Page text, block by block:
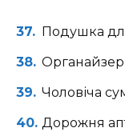
Подушка
Органайзер
Чоловіча
Дорожня